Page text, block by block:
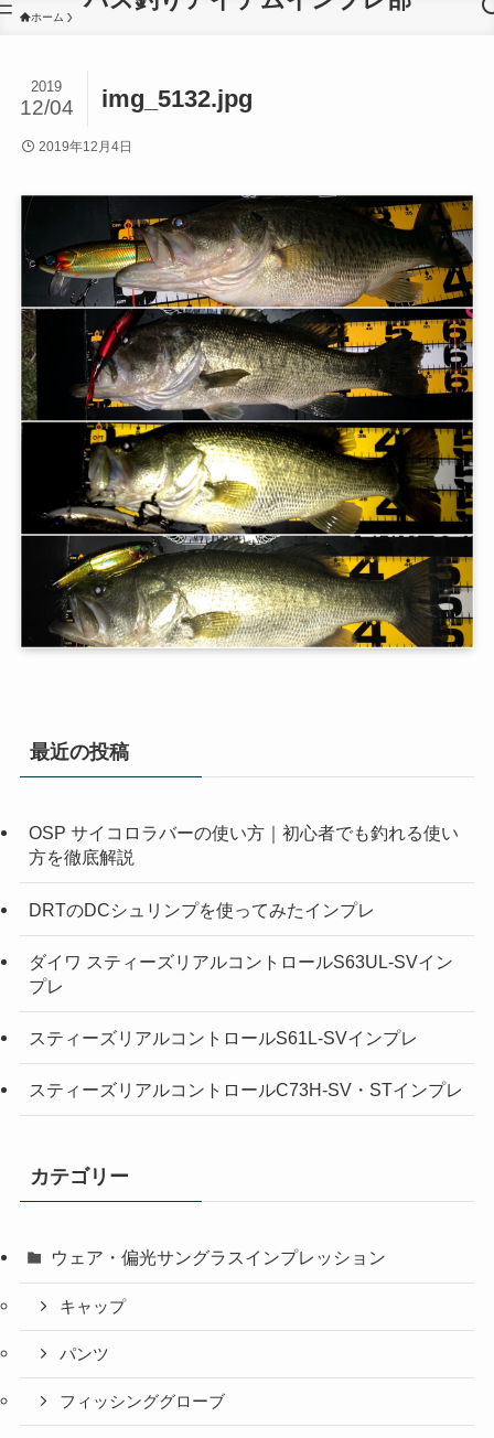
ホーム
img_5132.jpg
2019
12/04
2019年12月4日
最近の投稿
OSP サイコロラバーの使い方｜初心者でも釣れる使い
方を徹底解説
DRTのDCシュリンプを使ってみたインプレ
ダイワ スティーズリアルコントロールS63UL-SVイン
プレ
スティーズリアルコントロールS61L-SVインプレ
スティーズリアルコントロールC73H-SV・STインプレ
カテゴリー
ウェア・偏光サングラスインプレッション
キャップ
パンツ
フィッシンググローブ